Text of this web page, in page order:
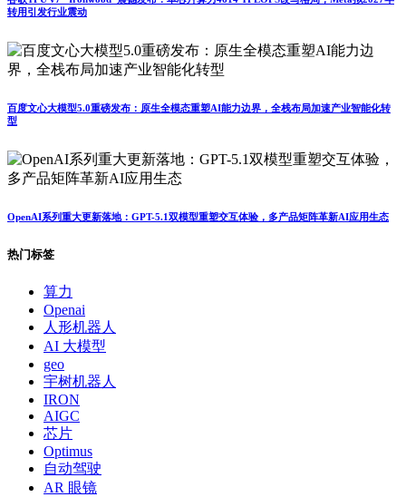
转用引发行业震动
百度文心大模型5.0重磅发布：原生全模态重塑AI能力边界，全栈布局加速产业智能化转
型
OpenAI系列重大更新落地：GPT-5.1双模型重塑交互体验，多产品矩阵革新AI应用生态
热门标签
算力
Openai
人形机器人
AI 大模型
geo
宇树机器人
IRON
AIGC
芯片
Optimus
自动驾驶
AR 眼镜